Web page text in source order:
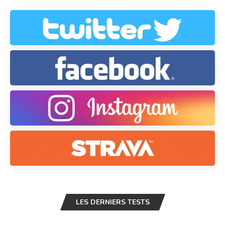
LES DERNIERS TESTS